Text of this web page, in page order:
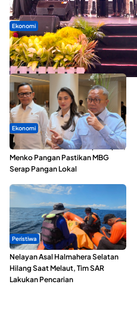
Ekonomi
Seminar di Ternate, Mendes
Kopdes Merah Putih
Ekonomi
SPPG di Maluku Utara Dipercepat,
Menko Pangan Pastikan MBG
Serap Pangan Lokal
Peristiwa
Nelayan Asal Halmahera Selatan
Hilang Saat Melaut, Tim SAR
Lakukan Pencarian